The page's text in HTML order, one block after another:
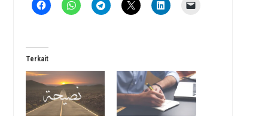
Terkait